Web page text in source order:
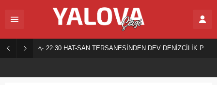
22:30 HAT-SAN TERSANESİNDEN DEV DENİZCİLİK PROJESİ!